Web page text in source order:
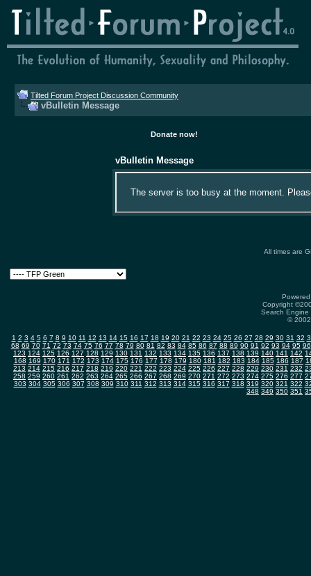
Tilted Forum Project Discussion Community
vBulletin Message
Donate now!
vBulletin Message
The server is too busy at the moment.
All times are
Copyright
Search
©
1 2 3 4 5 6 7 8 9 10 11 12 13 14 15 16 17 18 19 20 21 22 23 24 25 26 27 28 29 30 31 32
68 69 70 71 72 73 74 75 76 77 78 79 80 81 82 83 84 85 86 87 88 89 90 91 92 93 94 95 96
123 124 125 126 127 128 129 130 131 132 133 134 135 136 137 138 139 140 141 142
168 169 170 171 172 173 174 175 176 177 178 179 180 181 182 183 184 185 186 187
213 214 215 216 217 218 219 220 221 222 223 224 225 226 227 228 229 230 231 232
258 259 260 261 262 263 264 265 266 267 268 269 270 271 272 273 274 275 276 277
303 304 305 306 307 308 309 310 311 312 313 314 315 316 317 318 319 320 321 322
348 349 350 351